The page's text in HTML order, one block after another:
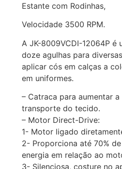
Estante com Rodinhas,
Velocidade 3500 RPM.
A JK-8009VCDI-12064P é
doze agulhas para
aplicar cós em calças a
em uniformes.
– Catraca para aumentar
transporte do tecido.
– Motor Direct-Drive:
1- Motor ligado
2- Proporciona até 70%
energia em relação ao
3- Silenciosa, costure no